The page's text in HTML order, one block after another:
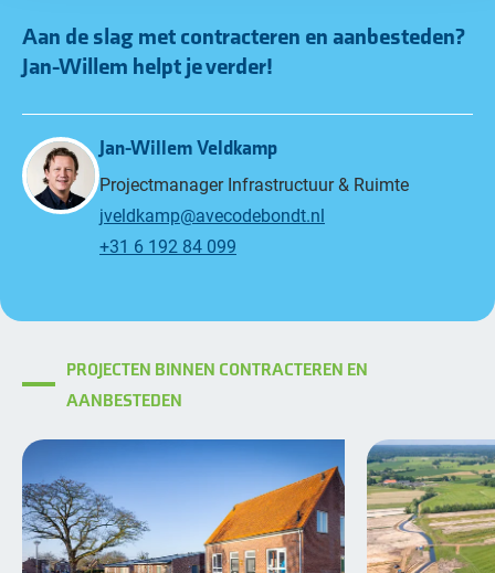
Aan de slag met contracteren en aanbesteden?
Jan-Willem helpt je verder!
Jan-Willem Veldkamp
Projectmanager Infrastructuur & Ruimte
jveldkamp@avecodebondt.nl
+31 6 192 84 099
PROJECTEN BINNEN CONTRACTEREN EN
AANBESTEDEN